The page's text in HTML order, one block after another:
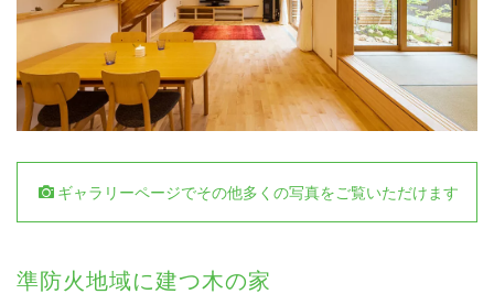
ギャラリーページでその他多くの写真をご覧いただけます
準防火地域に建つ木の家